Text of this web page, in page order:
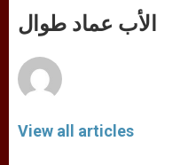
p
p
g
e k
r
الأب عماد طوال
View all articles